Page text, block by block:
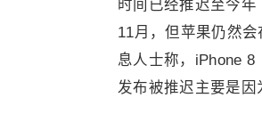
时间已经推迟至今年
11月，但苹果仍然
息人士称，iPhone 8
发布被推迟主要是因